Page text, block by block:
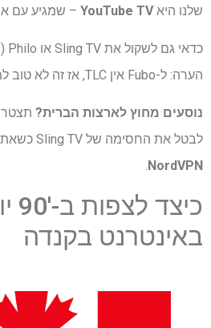
שלנו היאYouTube TV – שמגיע עם א
הערה: ל-Fubo אין TLC, אז זה לא טוב למעריצי "90 יום".
נוסעים מחוץ לארצות הברית?
לבטל את החסימה של Sling TV כשאתה בחו"ל. אנו ממליצים
NordVPN
.
באינטרנט בקנדה